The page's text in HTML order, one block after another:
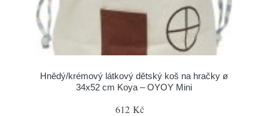
Hnědý/krémový látkový dětský koš na hračky ø
34x52 cm Koya – OYOY Mini
612 Kč